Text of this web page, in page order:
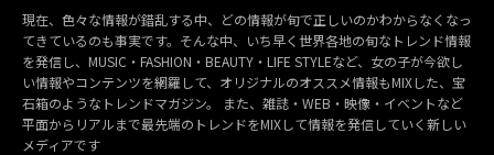
現在、色々な情報が錯乱する中、どの情報が旬で正しいのかわからなくなっ
てきているのも事実です。そんな中、いち早く世界各地の旬なトレンド情報
を発信し、MUSIC・FASHION・BEAUTY・LIFE STYLEなど、女の子が今欲し
い情報やコンテンツを網羅して、オリジナルのオススメ情報もMIXした、宝
石箱のようなトレンドマガジン。 また、雑誌・WEB・映像・イベントなど
平面からリアルまで最先端のトレンドをMIXして情報を発信していく新しい
メディアです